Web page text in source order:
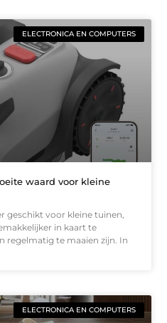
ELECTRONICA EN COMPUTERS
waard voor kleine
geschikt voor kleine tuinen,
in kaart te
regelmatig te maaien zijn. In
ELECTRONICA EN COMPUTERS